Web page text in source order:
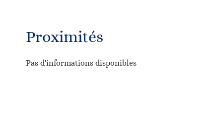
Proximités
Pas d'informations disponibles